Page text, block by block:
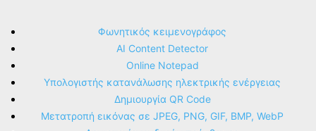
Φωνητικός κειμενογράφος
AI Content Detector
Online Notepad
Υπολογιστής κατανάλωσης ηλεκτρικής ενέργειας
Δημιουργία QR Code
Μετατροπή εικόνας σε JPEG, PNG, GIF, BMP, WebP